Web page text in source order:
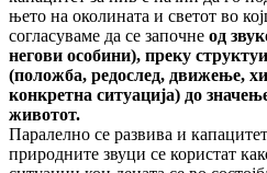
ње­то на околината и светот во
согласуваме да се за­поч­не од
негови особини), преку
(положба, редослед, движење,
конкретна ситуација) до
животот.
Паралелно се развива и
природните звуци се користат